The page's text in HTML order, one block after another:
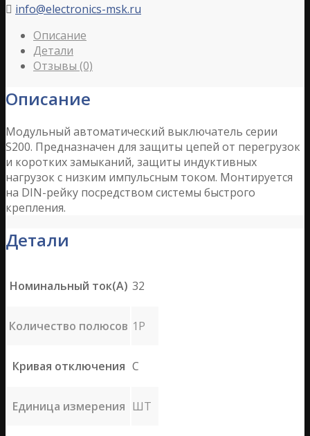
 info@electronics-msk.ru
Описание
Детали
Отзывы (0)
Описание
Модульный автоматический выключатель серии
S200. Предназначен для защиты цепей от перегрузок
и коротких замыканий, защиты индуктивных
нагрузок с низким импульсным током. Монтируется
на DIN-рейку посредством системы быстрого
крепления.
Детали
Номинальный ток(А) 32
Количество полюсов 1P
Кривая отключения C
Единица измерения ШТ